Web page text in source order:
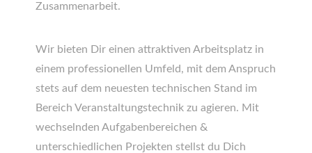
Zusammenarbeit.
Wir bieten Dir einen attraktiven Arbeitsplatz in
einem professionellen Umfeld, mit dem Anspruch
stets auf dem neuesten technischen Stand im
Bereich Veranstaltungstechnik zu agieren. Mit
wechselnden Aufgabenbereichen &
unterschiedlichen Projekten stellst du Dich